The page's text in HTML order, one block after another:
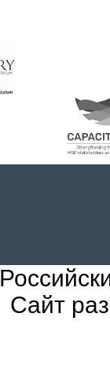
Сайт